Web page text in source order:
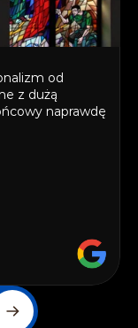
od
z dużą
naprawdę